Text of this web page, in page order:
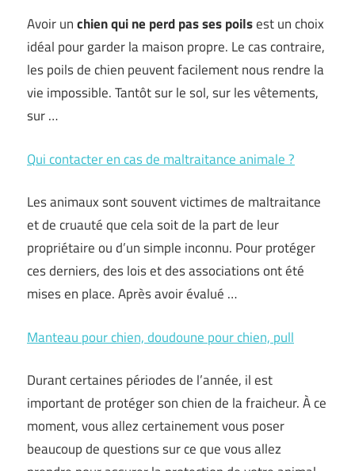
Avoir unchien qui ne perd pas ses poilsest un choix
idéal pour garder la maison propre. Le cas contraire,
les poils de chien peuvent facilement nous rendre la
vie impossible. Tantôt sur le sol, sur les vêtements,
sur …
Qui contacter en cas de maltraitance animale ?
Les animaux sont souvent victimes de maltraitance
et de cruauté que cela soit de la part de leur
propriétaire ou d’un simple inconnu. Pour protéger
ces derniers, des lois et des associations ont été
mises en place. Après avoir évalué …
Manteau pour chien, doudoune pour chien, pull
Durant certaines périodes de l’année, il est
important de protéger son chien de la fraicheur. À ce
moment, vous allez certainement vous poser
beaucoup de questions sur ce que vous allez